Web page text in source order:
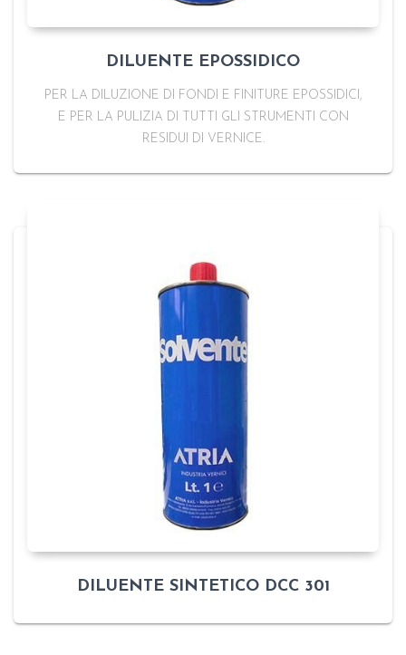
DILUENTE EPOSSIDICO
PER LA DILUZIONE DI FONDI E FINITURE EPOSSIDICI,
E PER LA PULIZIA DI TUTTI GLI STRUMENTI CON
RESIDUI DI VERNICE.
DILUENTE SINTETICO DCC 301